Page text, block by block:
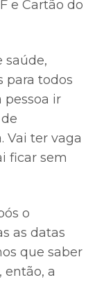
e Cartão do
saúde,
para todos
pessoa ir
Vai ter vaga
ficar sem
o
as datas
que saber
então, a